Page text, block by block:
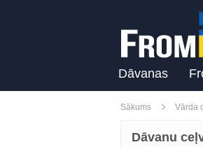
Dāvanas
Sākums Vārda
Dāvanu